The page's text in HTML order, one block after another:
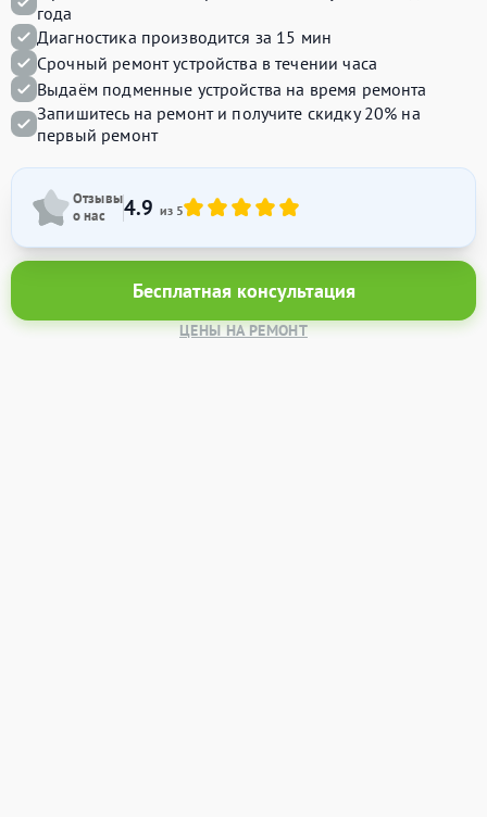
года
Диагностика производится за 15 мин
Срочный ремонт устройства в течении часа
Выдаём подменные устройства на время ремонта
Запишитесь на ремонт и получите скидку 20% на
первый ремонт
Отзывы
о нас
4.9 из 5
Бесплатная консультация
ЦЕНЫ НА РЕМОНТ